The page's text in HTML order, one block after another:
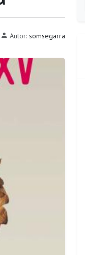
Autor: somsegarra